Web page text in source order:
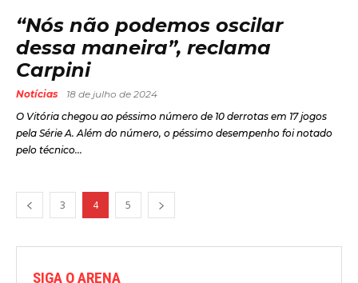
“Nós não podemos oscilar
dessa maneira”, reclama
Carpini
Notícias
18 de julho de 2024
O Vitória chegou ao péssimo número de 10 derrotas em 17 jogos
pela Série A. Além do número, o péssimo desempenho foi notado
pelo técnico...
3 4 5
SIGA O ARENA